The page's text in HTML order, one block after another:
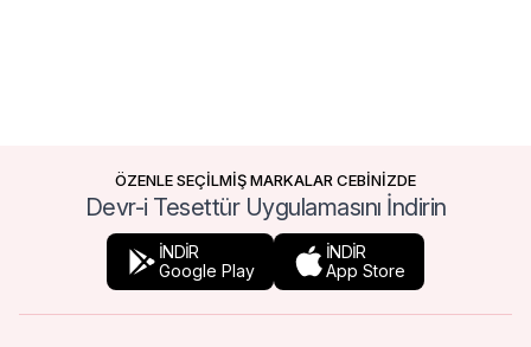
ÖZENLE SEÇİLMİŞ MARKALAR CEBİNİZDE
Devr-i Tesettür Uygulamasını İndirin
İNDİR
Google Play
İNDİR
App Store